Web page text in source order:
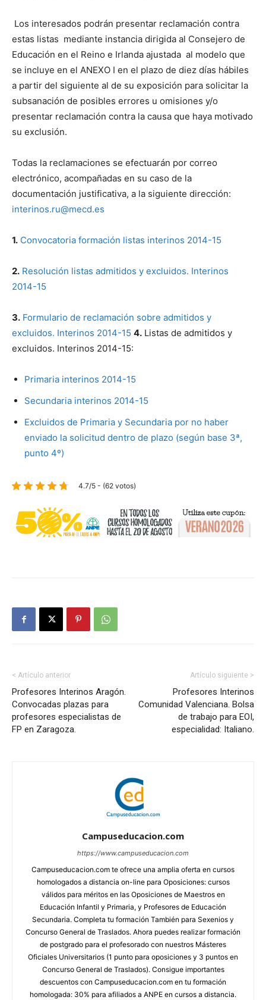
Los interesados podrán presentar reclamación contra
estas listas mediante instancia dirigida al Consejero de
Educación en el Reino e Irlanda ajustada al modelo que
se incluye en el ANEXO I en el plazo de diez días hábiles
a partir del siguiente al de su exposición para solicitar la
subsanación de posibles errores u omisiones y/o
presentar reclamación contra la causa que haya motivado
su exclusión.
Todas la reclamaciones se efectuarán por correo
electrónico, acompañadas en su caso de la
documentación justificativa, a la siguiente dirección:
interinos.ru@mecd.es
1. Convocatoria formación listas interinos 2014-15
2. Resolución listas admitidos y excluidos. Interinos
2014-15
3. Formulario de reclamación sobre admitidos y
excluidos. Interinos 2014-15 4. Listas de admitidos y
excluidos. Interinos 2014-15:
Primaria interinos 2014-15
Secundaria interinos 2014-15
Excluidos de Primaria y Secundaria por no haber
enviado la solicitud dentro de plazo (según base 3ª,
punto 4º)
4.7/5 - (62 votos)
< Artículo anterior
Profesores Interinos Aragón.
Convocadas plazas para
profesores especialistas de
FP en Zaragoza.
Artículo siguiente >
Profesores Interinos
Comunidad Valenciana. Bolsa
de trabajo para EOI,
especialidad: Italiano.
Campuseducacion.com
https://www.campuseducacion.com
Campuseducacion.com te ofrece una amplia oferta en cursos
homologados a distancia on-line para Oposiciones: cursos
válidos para méritos en las Oposiciones de Maestros en
Educación Infantil y Primaria, y Profesores de Educación
Secundaria. Completa tu formación También para Sexenios y
Concurso General de Traslados. Ahora puedes realizar formación
de postgrado para el profesorado con nuestros Másteres
Oficiales Universitarios (1 punto para oposiciones y 3 puntos en
Concurso General de Traslados). Consigue importantes
descuentos con Campuseducacion.com en tu formación
homologada: 30% para afiliados a ANPE en cursos a distancia.